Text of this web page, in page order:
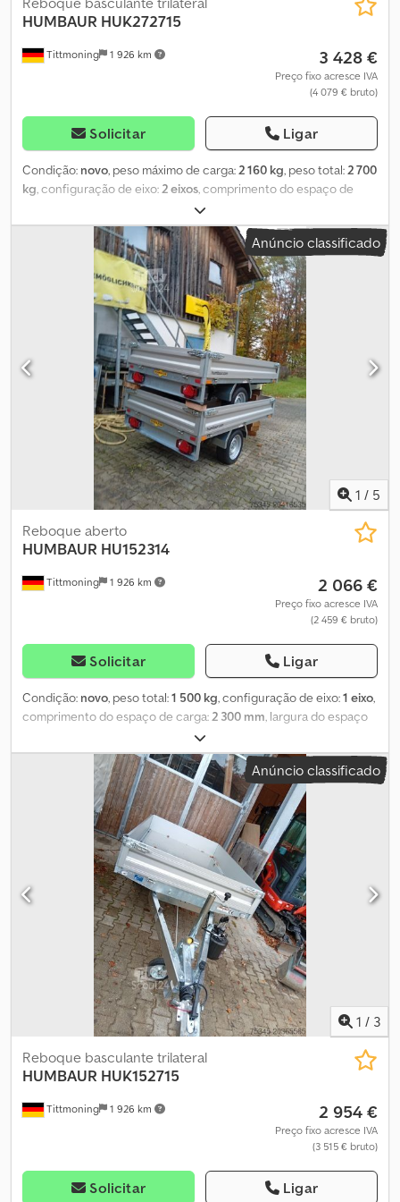
Tittmoning 1 926 km
HUMBAUR HUK272715
3 428 €
Preço fixo acresce IVA
(4 079 € bruto)
Solicitar Ligar
Condição: novo, peso máximo de carga:2 160 kg, peso total:2 700
kg, configuração de eixo:2 eixos, comprimento do espaço de
, largura do espaço de carga:
espaço de carga:300 mm, Ano de fabrico:2026, Veículo novo,
preço especial. Reboque Humbaur com basculamento traseiro e
bomba manual. Bomba elétrica com bateria e bomba manual
combinadas, preço: 199,00 € (IVA incluído). Preço adicional para
cintas de amarração integradas. Estrutura totalmente em aço.
Acessórios disponíveis sob consulta, por exemplo, extensão de
lateral, estrutura de grade, lona, etc. Outros reboques novos e
usados, em diversas configurações, incluindo modelos
personalizados, disponíveis em stock ou sob encomenda. Há mais
de 30 anos, somos revendedores autorizados da Humbaur.
Também efetuamos venda de peças de reposição, reparações,
inspeções técnicas (TÜV), manutenção, construção de modelos
especiais, leasing e financiamento. Aceitamos veículos em troca.
Preço a partir do armazém de Hechenberg, Tittmoning.
Cedswwnuqepfx Apborf
Anúncio classificado
1 / 5
Tittmoning 1 926 km
Reboque aberto
HUMBAUR HU152314
2 066 €
Preço fixo acresce IVA
(2 459 € bruto)
Solicitar Ligar
Condição: novo, peso total:1 500 kg, configuração de eixo:1 eixo,
comprimento do espaço de carga: 2 300 mm , largura do espaço
, altura do espaço de carga:
fabrico:2025, Reboque Humbaur, modelo HU152314, com 4 olhais
de amarração rebaixados, roda de apoio automática, estrutura
galvanizada a fogo, luzes de marcha-a-trás, todas as 4 paredes
laterais em alumínio rebatíveis, todos os cantos reforçados
removíveis. Mais reboques novos e usados em estoque. Também
realizo serviços, venda de peças, construções especiais, inspeção
TÜV, reparos, etc. Possibilidade de leasing, financiamento e
aceitação de veículos em troca. Preço a partir do armazém de
Hechenberg Tittmoning: 2458,00 €, incluindo 19% de IVA. Csdpfx
Aoxtca Depborf
Anúncio classificado
1 / 3
Tittmoning 1 926 km
Reboque basculante trilateral
HUMBAUR HUK152715
2 954 €
Preço fixo acresce IVA
(3 515 € bruto)
Solicitar Ligar